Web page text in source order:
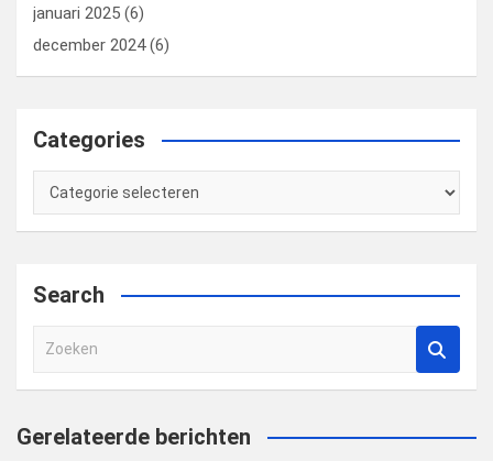
januari 2025 (6)
december 2024(6)
Categories
Categories
Search
e
e
Gerelateerde berichten